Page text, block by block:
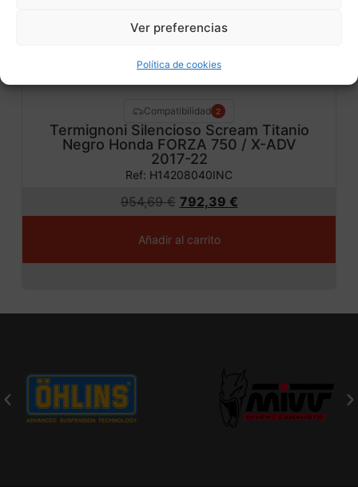
Ver preferencias
Política de cookies
Compatibilidad 2
Termignoni Silencioso Scream Titanio
Negro Honda FORZA 750 / X-ADV
2017-22
Ref: H14208040INC
954,69€ 792,39 €
Añadir al carrito